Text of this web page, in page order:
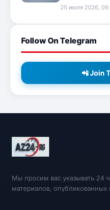
25 июля 2026,
Follow On Telegram
📲 Join
Мы просим вас указывать 24
материалов, опубликованных